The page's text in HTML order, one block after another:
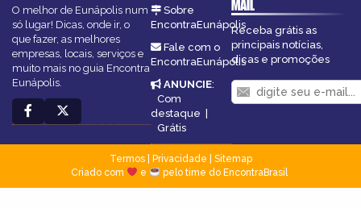
O melhor de Eunápolis num
só lugar! Dicas, onde ir, o
que fazer, as melhores
empresas, locais, serviços e
muito mais no guia Encontra
Eunápolis.
Sobre
EncontraEunápolis
Fale com o
EncontraEunápolis
ANUNCIE:
Com
destaque |
Grátis
MAIL
Receba grátis as
principais notícias,
dicas e promoções
Termos| Privacidade
Sitemap
Criado com
e pelo time do EncontraBrasil